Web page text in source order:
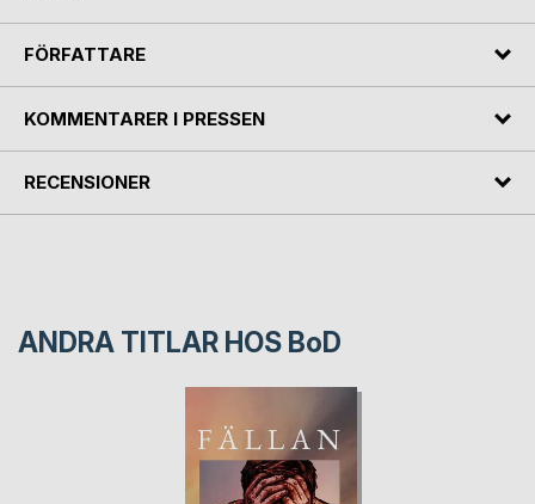
FÖRFATTARE
KOMMENTARER I PRESSEN
RECENSIONER
ANDRA TITLAR HOS BoD